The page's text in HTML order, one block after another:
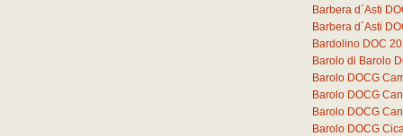
Barbera d´Asti
Barbera d´Asti
Bardolino DOC
Barolo di Barolo
Barolo DOCG
Barolo DOCG
Barolo DOCG
Barolo DOCG